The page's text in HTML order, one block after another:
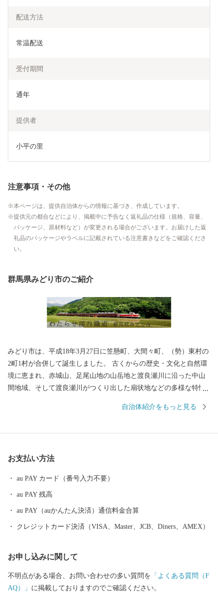
配送方法
常温配送
受付期間
通年
提供者
小平の里
注意事項・その他
本ページは、提供自治体からの情報に基づき、作成しています。
提供元の都合などにより、掲載中に予告なく返礼品の仕様（規格、容量、
パッケージ、原材料など）が変更される場合がございます。お届けした返
礼品のパッケージやラベルに記載されている注意書きなどをご確認くださ
い。
群馬県みどり市のご紹介
みどり市は、平成18年3月27日に笠懸町、大間々町、（勢）東村の
2町1村が合併して誕生しました。 古くからの歴史・文化と自然環
境に恵まれ、赤城山、足尾山地の山岳地と渡良瀬川に沿った中山
間地域、そして渡良瀬川がつくり出した扇状地などの多様な特性
なかで、人びとが心豊かに生活できるまちづくりに取り組んでお
ろしくお願いいたします。
自治体紹介をもっと見る
お支払い方法
au PAY カード（番号入力不要）
au PAY 残高
au PAY（auかんたん決済）通信料金合算
クレジットカード決済（VISA、Master、JCB、Diners、AMEX）
お申し込みに関して
不明点がある場合、お問い合わせの多い質問を 「よくある質問（F
AQ）」 に掲載しておりますのでご確認ください。